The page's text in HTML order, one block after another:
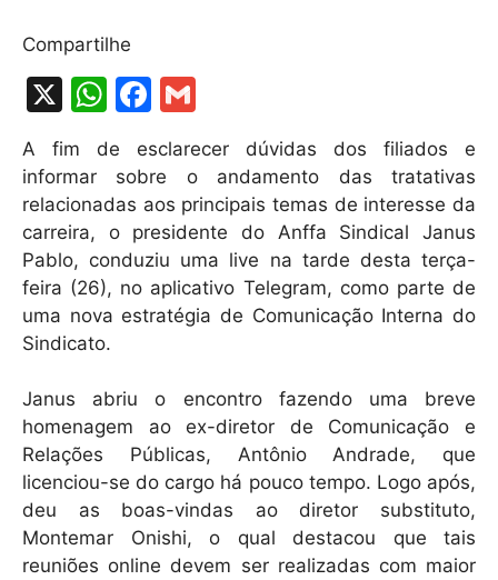
Compartilhe
X
W
at
s
A
p
p
F
a
c
e
b
o
o
ai
l
A fim de esclarecer dúvidas dos filiados e
informar sobre o andamento das tratativas
relacionadas aos principais temas de interesse da
carreira, o presidente do Anffa Sindical Janus
Pablo, conduziu uma live na tarde desta terça-
feira (26), no aplicativo Telegram, como parte de
uma nova estratégia de Comunicação Interna do
Sindicato.
Janus abriu o encontro fazendo uma breve
homenagem ao ex-diretor de Comunicação e
Relações Públicas, Antônio Andrade, que
licenciou-se do cargo há pouco tempo. Logo após,
deu as boas-vindas ao diretor substituto,
Montemar Onishi, o qual destacou que tais
reuniões online devem ser realizadas com maior